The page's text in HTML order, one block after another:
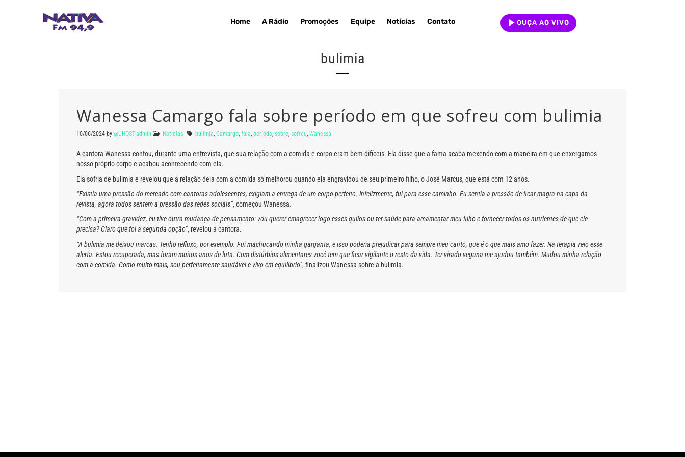
Home A Rádio Promoções Equipe Notícias Contato OUÇA AO VIVO
bulimia
Wanessa Camargo fala sobre período em que sofreu com bulimia
10/06/2024 by @UHOST-admin Notícias bulimia, Camargo, fala, período, sobre, sofreu, Wanessa
A cantora Wanessa contou, durante uma entrevista, que sua relação com a comida e corpo eram bem difíceis. Ela disse que a fama acaba mexendo com a maneira em que enxergamos
nosso próprio corpo e acabou acontecendo com ela.
Ela sofria de bulimia e revelou que a relação dela com a comida só melhorou quando ela engravidou de seu primeiro filho, o José Marcus, que está com 12 anos.
“Existia uma pressão do mercado com cantoras adolescentes, exigiam a entrega de um corpo perfeito. Infelizmente, fui para esse caminho. Eu sentia a pressão de ficar magra na capa da
revista, agora todos sentem a pressão das redes sociais”, começou Wanessa.
“Com a primeira gravidez, eu tive outra mudança de pensamento: vou querer emagrecer logo esses quilos ou ter saúde para amamentar meu filho e fornecer todos os nutrientes de que ele
precisa? Claro que foi a segunda opção”, revelou a cantora.
“A bulimia me deixou marcas. Tenho refluxo, por exemplo. Fui machucando minha garganta, e isso poderia prejudicar para sempre meu canto, que é o que mais amo fazer. Na terapia veio esse
alerta. Estou recuperada, mas foram muitos anos de luta. Com distúrbios alimentares você tem que ficar vigilante o resto da vida. Ter virado vegana me ajudou também. Mudou minha relação
com a comida. Como muito mais, sou perfeitamente saudável e vivo em equilíbrio”, finalizou Wanessa sobre a bulimia.